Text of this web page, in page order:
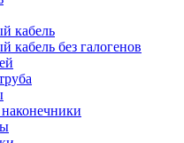
кабель
кабель без галогенов